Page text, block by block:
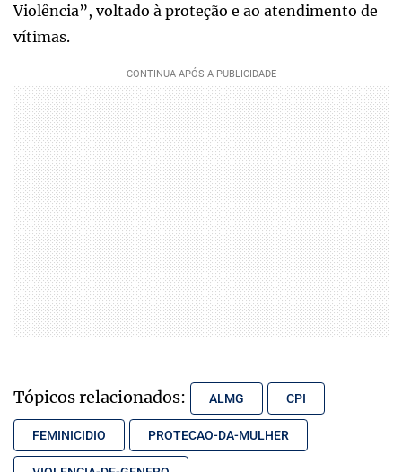
Violência”, voltado à proteção e ao atendimento de
vítimas.
Tópicos relacionados: ALMG CPI
FEMINICIDIO PROTECAO-DA-MULHER